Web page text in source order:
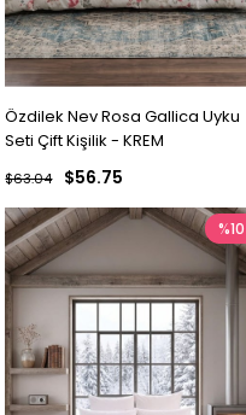
Özdilek Nev Rosa Gallica Uyku
Seti Çift Kişilik - KREM
$56.75
$63.04
%10